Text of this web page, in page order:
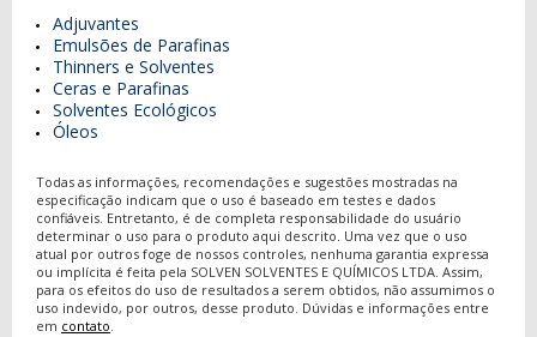
Adjuvantes
Emulsões de Parafinas
Thinners e Solventes
Ceras e Parafinas
Solventes Ecológicos
Óleos
Todas as informações, recomendações e sugestões mostradas na
especificação indicam que o uso é baseado em testes e dados
confiáveis. Entretanto, é de completa responsabilidade do usuário
determinar o uso para o produto aqui descrito. Uma vez que o uso
atual por outros foge de nossos controles, nenhuma garantia expressa
ou implícita é feita pela SOLVEN SOLVENTES E QUÍMICOS LTDA. Assim,
para os efeitos do uso de resultados a serem obtidos, não assumimos o
uso indevido, por outros, desse produto. Dúvidas e informações entre
em contato.